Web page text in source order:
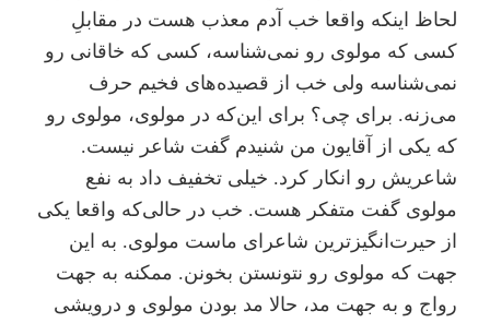
لحاظ اینکه واقعا خب آدم معذب هست در مقابلِ
کسی که مولوی رو نمی‌شناسه، کسی که خاقانی رو
نمی‌شناسه ولی خب از قصیده‌های فخیم حرف
می‌زنه. برای چی؟ برای این‌که در مولوی، مولوی رو
که یکی از آقایون من شنیدم گفت شاعر نیست.
شاعریش رو انکار کرد. خیلی تخفیف داد به نفع
مولوی گفت متفکر هست. خب در حالی‌که واقعا یکی
از حیرت‌انگیز‌ترین شاعرای ماست مولوی. به این
جهت که مولوی رو نتونستن بخونن. ممکنه به جهت
رواج و به جهت مد، حالا مد بودن مولوی و درویشی